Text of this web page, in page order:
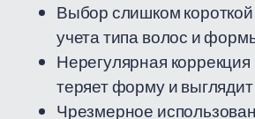
Выбор слишком короткой
учета типа волос и
Нерегулярная
теряет форму и
Чрезмерное